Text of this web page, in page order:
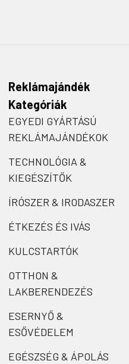
Reklámajándék
Kategóriák
EGYEDI GYÁRTÁSÚ
REKLÁMAJÁNDÉKOK
TECHNOLÓGIA &
KIEGÉSZÍTŐK
ÍRÓSZER & IRODASZER
ÉTKEZÉS ÉS IVÁS
KULCSTARTÓK
OTTHON &
LAKBERENDEZÉS
ESERNYŐ &
ESŐVÉDELEM
EGÉSZSÉG & ÁPOLÁS